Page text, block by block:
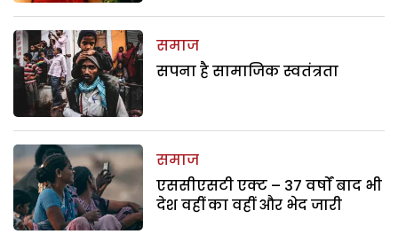
समाज
सपना है सामाजिक स्वतंत्रता
समाज
एससीएसटी एक्ट – 37 वर्षों बाद भी
देश वहीं का वहीं और भेद जारी